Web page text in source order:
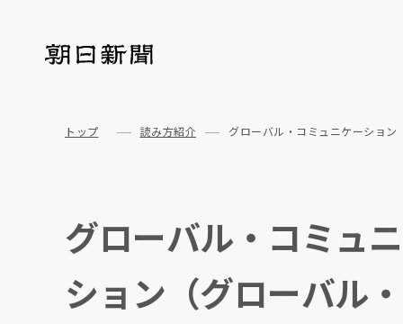
トップ 読み方紹介 グローバル・コミュニケーショ
グローバル・コミュ
ション（グローバル